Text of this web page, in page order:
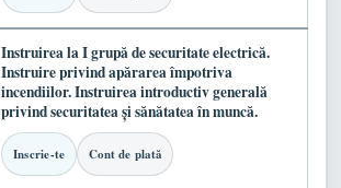
Instruirea la I grupă de securitate electrică.
Instruire privind apărarea împotriva
incendiilor. Instruirea introductiv generală
privind securitatea și sănătatea în muncă.
Inscrie-te Cont de plată